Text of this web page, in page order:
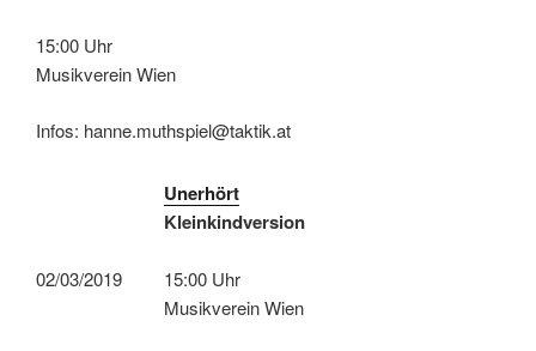
15:00 Uhr
Musikverein Wien
Infos: hanne.muthspiel@taktik.at
02/03/2019
Unerhört
Kleinkindversion
15:00 Uhr
Musikverein Wien